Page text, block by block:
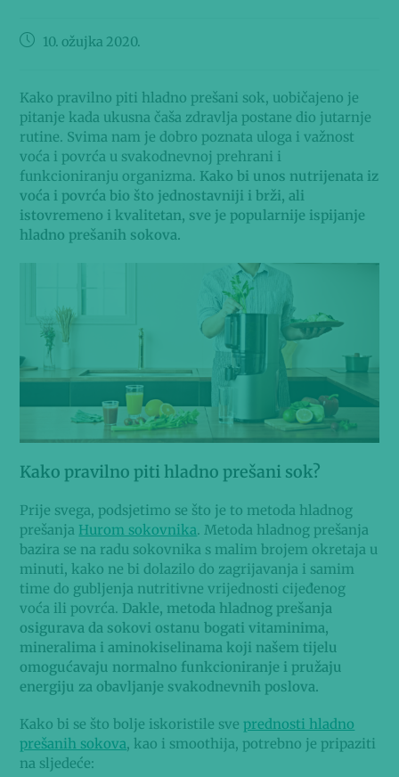
10. ožujka 2020.
Kako pravilno piti hladno prešani sok, uobičajeno je
pitanje kada ukusna čaša zdravlja postane dio jutarnje
rutine. Svima nam je dobro poznata uloga i važnost
voća i povrća u svakodnevnoj prehrani i
funkcioniranju organizma. Kako bi unos nutrijenata iz
voća i povrća bio što jednostavniji i brži, ali
istovremeno i kvalitetan, sve je popularnije ispijanje
hladno prešanih sokova.
Kako pravilno piti hladno prešani sok?
Prije svega, podsjetimo se što je to metoda hladnog
prešanja Hurom sokovnika. Metoda hladnog prešanja
bazira se na radu sokovnika s malim brojem okretaja u
minuti, kako ne bi dolazilo do zagrijavanja i samim
time do gubljenja nutritivne vrijednosti cijeđenog
voća ili povrća. Dakle, metoda hladnog prešanja
osigurava da sokovi ostanu bogati vitaminima,
mineralima i aminokiselinama koji našem tijelu
omogućavaju normalno funkcioniranje i pružaju
energiju za obavljanje svakodnevnih poslova.
Kako bi se što bolje iskoristile sveprednosti hladno
prešanih sokova, kao i smoothija, potrebno je pripaziti
na sljedeće: